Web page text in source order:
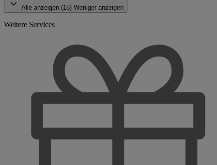
Alle anzeigen (15) Weniger anzeigen
Weitere Services